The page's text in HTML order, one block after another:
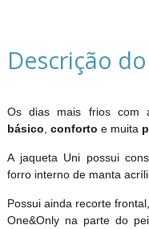
Descrição
Os dias mais frios com
básico conforto e muita
A jaqueta Uni possui
forro interno de manta
Possui ainda recorte
One&Only na parte do